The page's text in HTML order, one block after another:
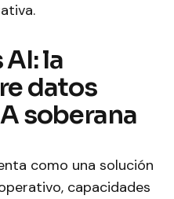
la
datos
soberana
como una solución
capacidades